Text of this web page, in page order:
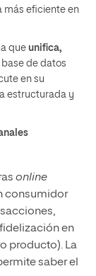
más eficiente en
que unifica,
de datos
en su
estructurada y
online
consumidor
en
producto). La
saber el